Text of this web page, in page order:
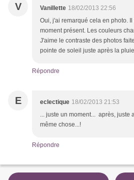
V Vanillette 18/02/2013 22:56
Oui, j'ai remarqué cela en photo.
moment présent. Les couleurs
J'aime le contraste des photos
pointe de soleil juste après la
Répondre
E eclectique 18/02/2013 21:53
... juste un moment... après, juste
même chose...!
Répondre